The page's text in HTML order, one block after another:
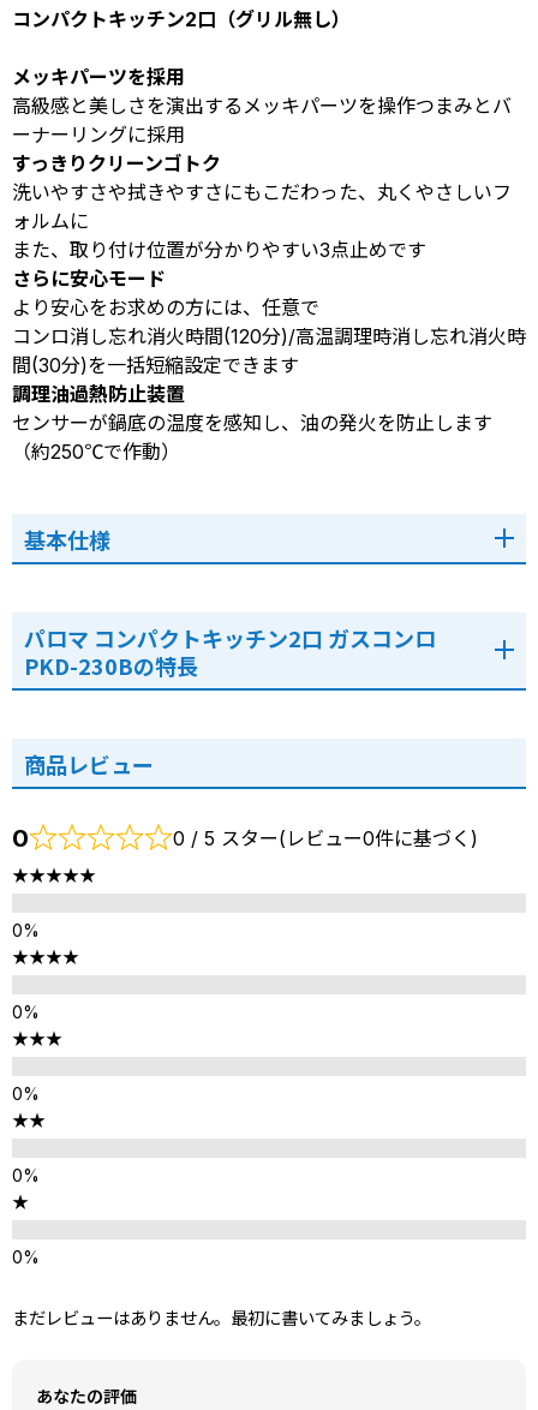
コンパクトキッチン2口（グリル無し）
メッキパーツを採用
高級感と美しさを演出するメッキパーツを操作つまみとバ
ーナーリングに採用
すっきりクリーンゴトク
洗いやすさや拭きやすさにもこだわった、丸くやさしいフ
ォルムに
また、取り付け位置が分かりやすい3点止めです
さらに安心モード
より安心をお求めの方には、任意で
コンロ消し忘れ消火時間(120分)/高温調理時消し忘れ消火時
間(30分)を一括短縮設定できます
調理油過熱防止装置
センサーが鍋底の温度を感知し、油の発火を防止します
（約250℃で作動）
基本仕様
パロマ コンパクトキッチン2口 ガスコンロ
PKD-230Bの特長
商品レビュー
0 0 / 5 スター(レビュー0件に基づく)
★★★★★
★★★★
★★★
★★
★
まだレビューはありません。最初に書いてみましょう。
あなたの評価